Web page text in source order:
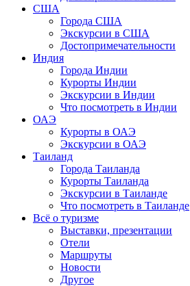
США
Города США
Экскурсии в США
Достопримечательности
Индия
Города Индии
Курорты Индии
Экскурсии в Индии
Что посмотреть в Индии
ОАЭ
Курорты в ОАЭ
Экскурсии в ОАЭ
Таиланд
Города Таиланда
Курорты Таиланда
Экскурсии в Таиланде
Что посмотреть в Таиланде
Всё о туризме
Выставки, презентации
Отели
Маршруты
Новости
Другое